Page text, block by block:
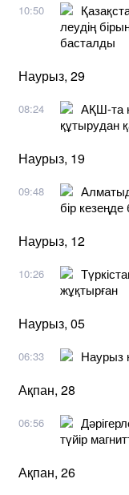
10:50
леудің
басталды
Наурыз, 29
08:24
АҚШ-та
құтырудан
Наурыз, 19
09:48
бір кезеңде
Наурыз, 12
10:26
жұқтырған
Наурыз, 05
06:33 Наурыз
Ақпан, 28
06:56
түйір
Ақпан, 26